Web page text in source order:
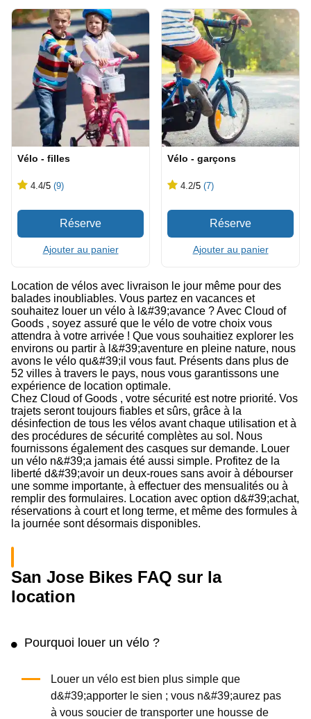
Vélo - filles
4.4/5 (9)
Ajouter au panier
Vélo - garçons
4.2/5 (7)
Ajouter au panier
Location de vélos avec livraison le jour même pour des
balades inoubliables. Vous partez en vacances et
souhaitez louer un vélo à l&#39;avance ? Avec Cloud of
Goods , soyez assuré que le vélo de votre choix vous
attendra à votre arrivée ! Que vous souhaitiez explorer les
environs ou partir à l&#39;aventure en pleine nature, nous
avons le vélo qu&#39;il vous faut. Présents dans plus de
52 villes à travers le pays, nous vous garantissons une
expérience de location optimale.
Chez Cloud of Goods , votre sécurité est notre priorité. Vos
trajets seront toujours fiables et sûrs, grâce à la
désinfection de tous les vélos avant chaque utilisation et à
des procédures de sécurité complètes au sol. Nous
fournissons également des casques sur demande. Louer
un vélo n&#39;a jamais été aussi simple. Profitez de la
liberté d&#39;avoir un deux-roues sans avoir à débourser
une somme importante, à effectuer des mensualités ou à
remplir des formulaires. Location avec option d&#39;achat,
réservations à court et long terme, et même des formules à
la journée sont désormais disponibles.
San Jose Bikes FAQ sur la
location
Pourquoi louer un vélo ?
Louer un vélo est bien plus simple que
d&#39;apporter le sien ; vous n&#39;aurez pas
à vous soucier de transporter une housse de